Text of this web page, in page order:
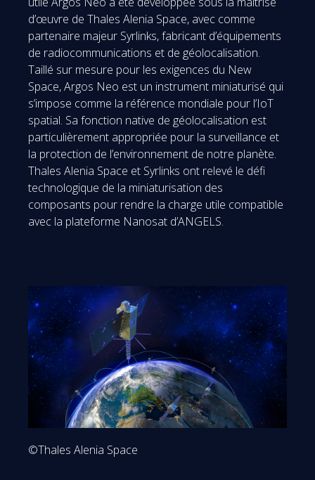
d’œuvre de Thales Alenia Space, avec comme
partenaire majeur Syrlinks, fabricant d’équipements
de radiocommunications et de géolocalisation.
Taillé sur mesure pour les exigences du New
Space, Argos Neo est un instrument miniaturisé qui
s’impose comme la référence mondiale pour l’IoT
spatial. Sa fonction native de géolocalisation est
particulièrement appropriée pour la surveillance et
la protection de l’environnement de notre planète.
Thales Alenia Space et Syrlinks ont relevé le défi
technologique de la miniaturisation des
composants pour rendre la charge utile compatible
avec la plateforme Nanosat d’ANGELS.
©Thales Alenia Space